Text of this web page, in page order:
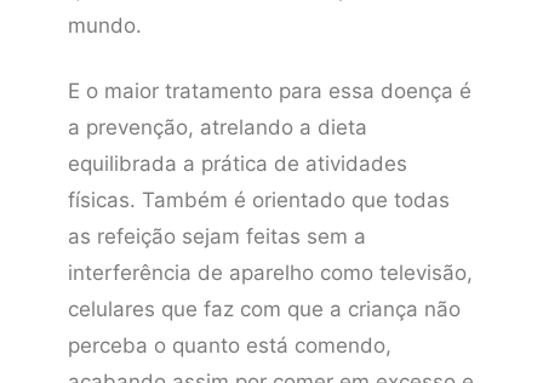
mundo.
E o maior tratamento para essa doença é
a prevenção, atrelando a dieta
equilibrada a prática de atividades
físicas. Também é orientado que todas
as refeição sejam feitas sem a
interferência de aparelho como televisão,
celulares que faz com que a criança não
perceba o quanto está comendo,